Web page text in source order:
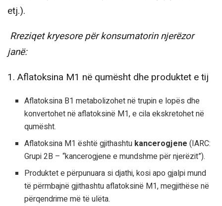
etj.).
Rreziqet kryesore për konsumatorin njerëzor
janë:
1. Aflatoksina M1 në qumësht dhe produktet e tij
Aflatoksina B1 metabolizohet në trupin e lopës dhe
konvertohet në aflatoksinë M1, e cila ekskretohet në
qumësht.
Aflatoksina M1 është gjithashtu kancerogjene (IARC:
Grupi 2B – “kancerogjene e mundshme për njerëzit”).
Produktet e përpunuara si djathi, kosi apo gjalpi mund
të përmbajnë gjithashtu aflatoksinë M1, megjithëse në
përqendrime më të ulëta.